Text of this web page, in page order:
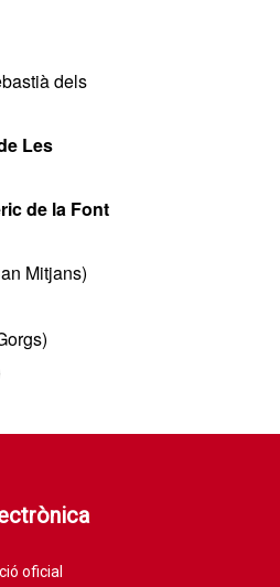
dels
Les
de la Font
Mitjans)
oficial